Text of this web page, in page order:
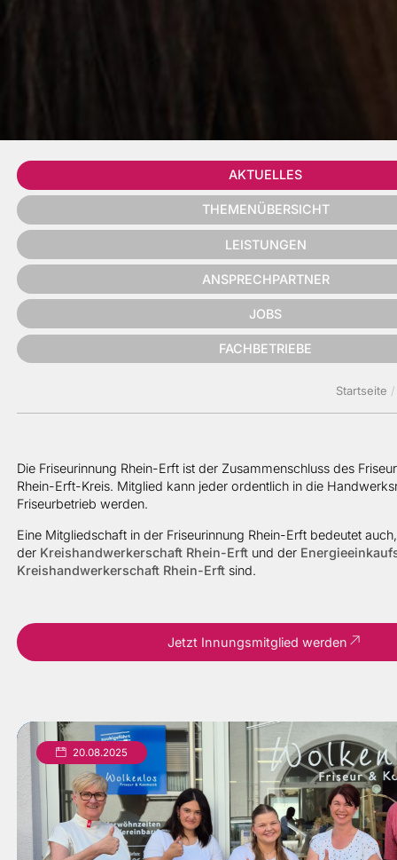
AKTUELLES
THEMENÜBERSICHT
LEISTUNGEN
ANSPRECHPARTNER
JOBS
FACHBETRIEBE
Startseite
Die Friseurinnung Rhein-Erft ist der Zusammenschluss des
Rhein-Erft-Kreis. Mitglied kann jeder ordentlich in die
Friseurbetrieb werden.
Eine Mitgliedschaft in der Friseurinnung Rhein-Erft bedeutet
der Kreishandwerkerschaft Rhein-Erftund der
Kreishandwerkerschaft Rhein-Erftsind.
Jetzt Innungsmitglied werden
20.08.2025